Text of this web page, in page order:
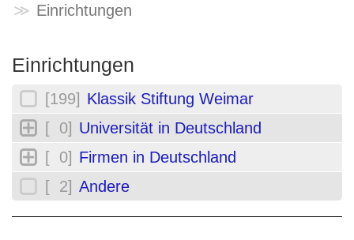
Einrichtungen
Einrichtungen
[199] Klassik Stiftung Weimar
[ 0] Universität in Deutschland
[ 0] Firmen in Deutschland
[ 2] Andere